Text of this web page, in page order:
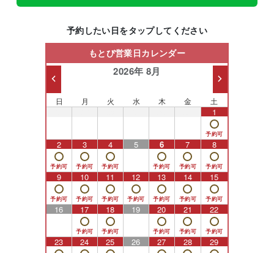
予約したい日をタップしてください
もとび営業日カレンダー
2026年 8月
日 月 火 水 木 金 土
1
2 3 4 5 6 7 8
9 10 11 12 13 14 15
16 17 18 19 20 21 22
23 24 25 26 27 28 29